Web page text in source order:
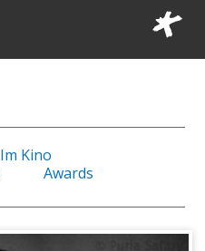
Im Kino
Awards